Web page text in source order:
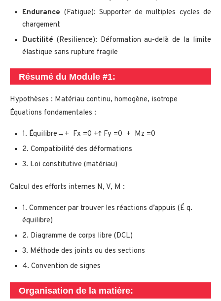
Endurance (Fatigue): Supporter de multiples cycles de
chargement
Ductilité (Resilience): Déformation au-delà de la limite
élastique sans rupture fragile
Résumé du Module #1:
Hypothèses : Matériau continu, homogène, isotrope
Équations fondamentales :
1. Équilibre→+ Fx =0 +↑ Fy =0 + Mz =0
2. Compatibilité des déformations
3. Loi constitutive (matériau)
Calcul des efforts internes N, V, M :
1. Commencer par trouver les réactions d’appuis (É q.
équilibre)
2. Diagramme de corps libre (DCL)
3. Méthode des joints ou des sections
4. Convention de signes
Organisation de la matière: